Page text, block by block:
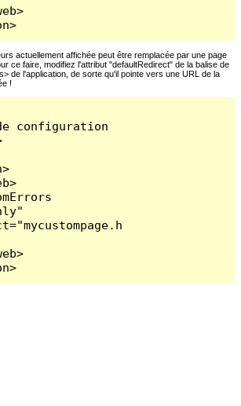
actuellement affichée peut être remplacée par une page
ce faire, modifiez l'attribut "defaultRedirect" de la balise de
de l'application, de sorte qu'il pointe vers une URL de la
!
configuration